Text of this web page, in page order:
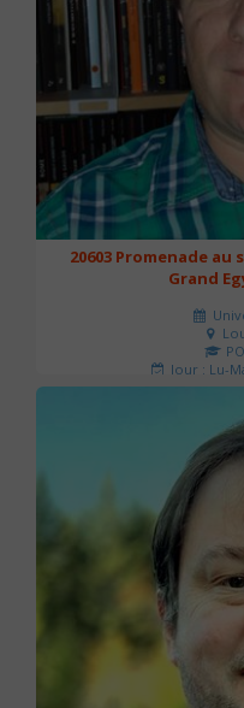
20603 Promenade au
Grand
Jour : Lu-